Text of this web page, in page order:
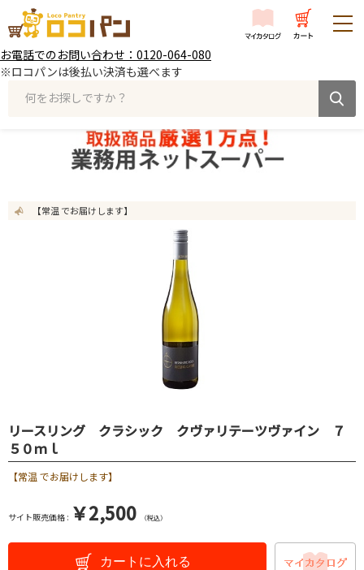
お電話でのお問い合わせ：0120-064-080
※ロコパンは後払い決済も選べます
何をお探しですか？
【常温 でお届けします】
リースリング クラシック クヴァリテーツヴァイン ７
５０ｍｌ
【常温 でお届けします】
サイト販売価格 : ￥2,500 （税込）
カートに入れる